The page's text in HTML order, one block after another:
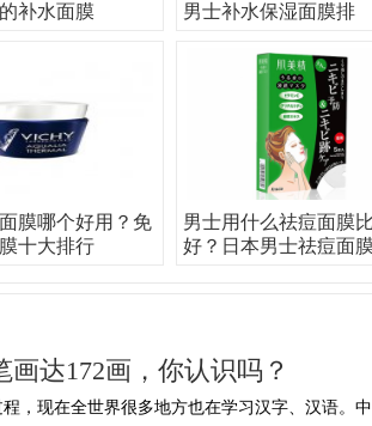
补水面膜
男士补水保湿面膜排
膜哪个好用？免
十大排行
男士用什么祛痘面膜
好？日本男士祛痘面
达172画，你认识吗？
，现在全世界很多地方也在学习汉字、汉语。